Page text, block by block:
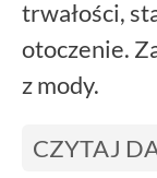
trwałości,
otoczenie.
z mody.
CZYTAJ